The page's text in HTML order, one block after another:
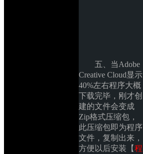
五、当Adobe
Creative Cloud显示
40%左右程序大概
下载完毕，刚才创
建的文件会变成
Zip格式压缩包，
此压缩包即为程序
文件，复制出来，
方便以后安装【程